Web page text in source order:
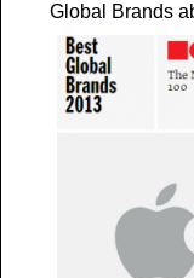
Global Brands